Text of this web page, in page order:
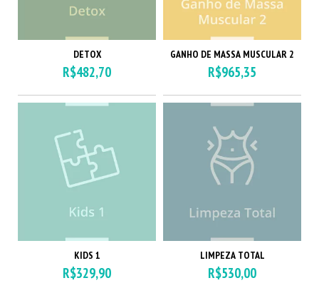
DETOX
R$482,70
GANHO DE MASSA MUSCULAR 2
R$965,35
KIDS 1
R$329,90
LIMPEZA TOTAL
R$530,00